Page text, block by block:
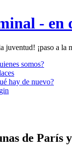
- en
juventud! ¡paso a
somos?
hay de nuevo?
de París